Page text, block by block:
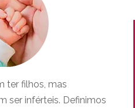
ter filhos, mas
ser inférteis. Definimos